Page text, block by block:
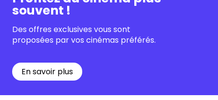
souvent !
Des offres exclusives vous sont
proposées par vos cinémas préférés.
En savoir plus